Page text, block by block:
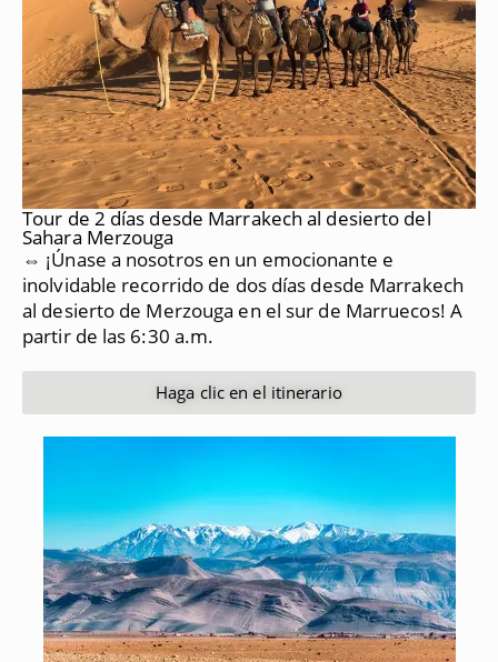
Tour de 2 días desde Marrakech al desierto del
Sahara Merzouga
⇔ ¡Únase a nosotros en un emocionante e
inolvidable recorrido de dos días desde Marrakech
al desierto de Merzouga en el sur de Marruecos! A
partir de las 6:30 a.m.
Haga clic en el itinerario